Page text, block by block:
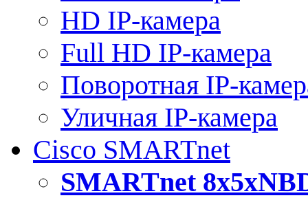
HD IP-камера
Full HD IP-камера
Поворотная IP-
Уличная IP-камера
Cisco SMARTnet
SMARTnet